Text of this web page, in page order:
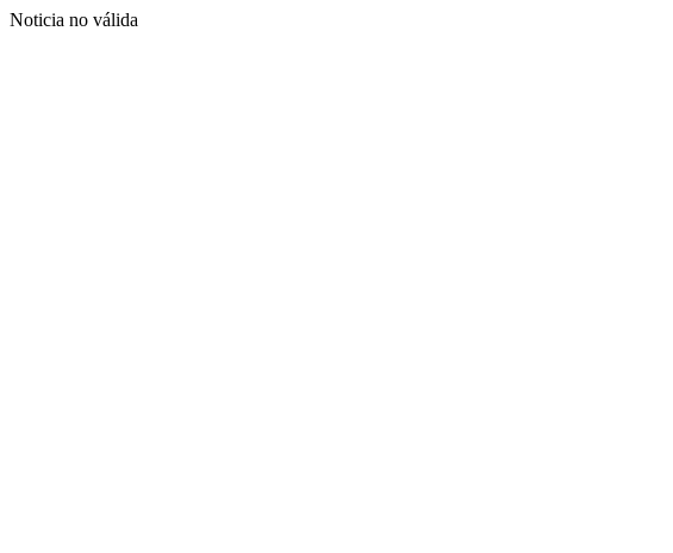
Noticia no válida